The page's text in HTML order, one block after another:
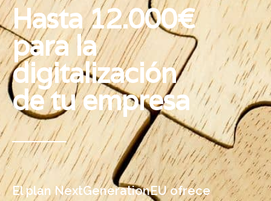
Hasta 12.000€
para la
digitalización
de tu empresa
El plan NextGenerationEU ofrece